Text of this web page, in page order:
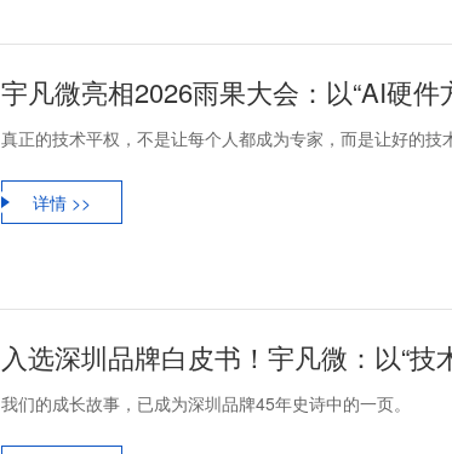
宇凡微亮相2026雨果大会：以“AI硬
真正的技术平权，不是让每个人都成为专家，而是让好的技
详情 >>
入选深圳品牌白皮书！宇凡微：以“技
我们的成长故事，已成为深圳品牌45年史诗中的一页。